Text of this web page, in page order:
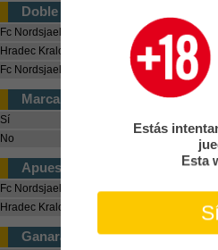
Doble oportunidad (segunda
Fc Nordsjaelland o empate
Hradec Kralove o empate
Fc Nordsjaelland o Hradec Kralove
Marcarán los dos (segunda
Sí
No
Apuesta sin empate (segunda
Fc Nordsjaelland
Hradec Kralove
Ganará a 0 (segunda mitad)
Estás
Esta